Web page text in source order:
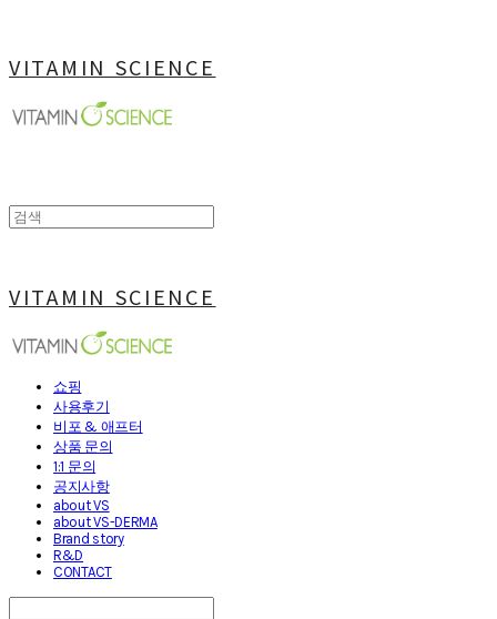
VITAMIN SCIENCE
VITAMIN SCIENCE
쇼핑
사용후기
비포 & 애프터
상품 문의
1:1 문의
공지사항
about VS
about VS-DERMA
Brand story
R&D
CONTACT